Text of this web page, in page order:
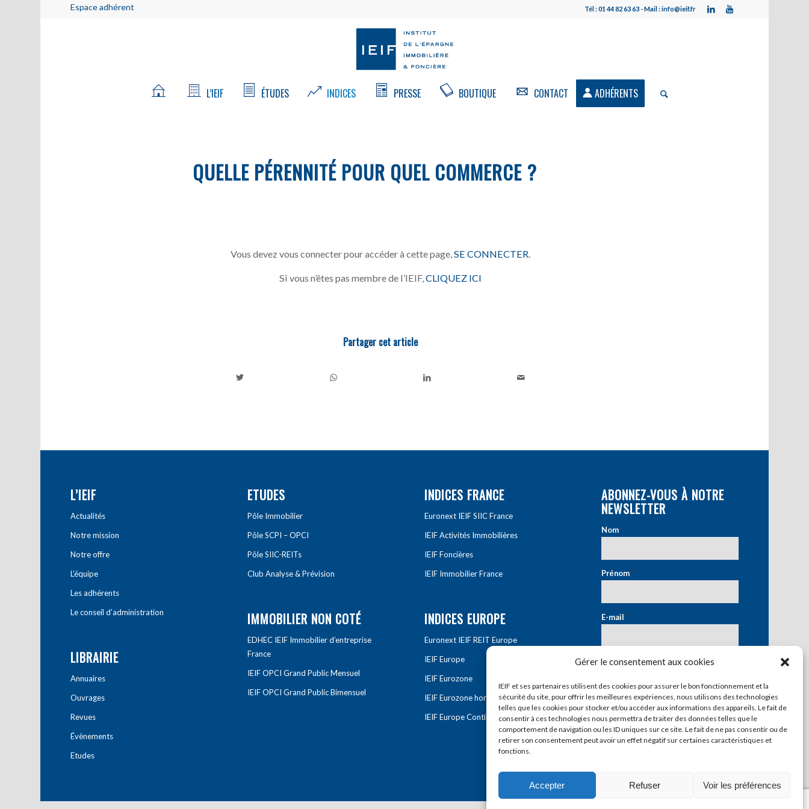
Gérer le consentement aux cookies
IEIF et ses partenaires utilisent des cookies pour assurer le bon fonctionnement et la
sécurité du site, pour offrir les meilleures expériences, nous utilisons des technologies
telles que les cookies pour stocker et/ou accéder aux informations des appareils. Le fait de
consentir à ces technologies nous permettra de traiter des données telles que le
comportement de navigation ou les ID uniques sur ce site. Le fait de ne pas consentir ou de
retirer son consentement peut avoir un effet négatif sur certaines caractéristiques et
fonctions.
Accepter Refuser Voir les préférences
Espace adhérent Tél : 01 44 82 63 63 - Mail : info@ieif.fr
L’IEIF ÉTUDES INDICES PRESSE BOUTIQUE CONTACT ADHÉRENTS
QUELLE PÉRENNITÉ POUR QUEL COMMERCE ?
Vous devez vous connecter pour accéder à cette page, SE CONNECTER
Si vous n’êtes pas membre de l’IEIF,CLIQUEZ ICI
Partager cet article
L’IEIF
Actualités
Notre mission
Notre offre
L’équipe
Les adhérents
Le conseil d’administration
LIBRAIRIE
Annuaires
Ouvrages
Revues
Évènements
Etudes
ETUDES
Pôle Immobilier
Pôle SCPI – OPCI
Pôle SIIC-REITs
Club Analyse & Prévision
IMMOBILIER NON COTÉ
EDHEC IEIF Immobilier d’entreprise
France
IEIF OPCI Grand Public Mensuel
IEIF OPCI Grand Public Bimensuel
INDICES FRANCE
Euronext IEIF SIIC France
IEIF Activités Immobilières
IEIF Foncières
IEIF Immobilier France
INDICES EUROPE
Euronext IEIF REIT Europe
IEIF Europe
IEIF Eurozone
IEIF Eurozone hors France
IEIF Europe Continentale
ABONNEZ-VOUS À NOTRE
NEWSLETTER
Nom*
Prénom*
E-mail*